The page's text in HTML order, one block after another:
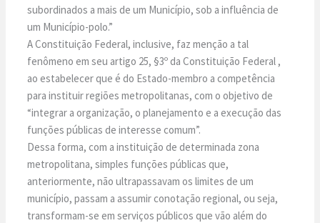
subordinados a mais de um Município, sob a influência de
um Município-polo.”
A Constituição Federal, inclusive, faz menção a tal
fenômeno em seu artigo 25, §3º da Constituição Federal ,
ao estabelecer que é do Estado-membro a competência
para instituir regiões metropolitanas, com o objetivo de
“integrar a organização, o planejamento e a execução das
funções públicas de interesse comum”.
Dessa forma, com a instituição de determinada zona
metropolitana, simples funções públicas que,
anteriormente, não ultrapassavam os limites de um
município, passam a assumir conotação regional, ou seja,
transformam-se em serviços públicos que vão além do